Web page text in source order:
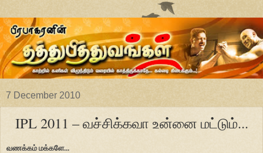
7 December 2010
IPL 2011 – வச்சிக்கவா உன்னை மட்டும்...
வணக்கம் மக்களே...